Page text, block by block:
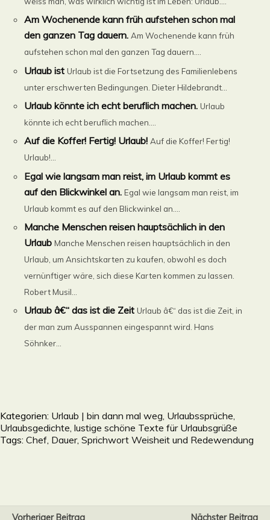
Am Wochenende kann früh aufstehen schon mal
den ganzen Tag dauern. Am Wochenende kann früh
aufstehen schon mal den ganzen Tag dauern....
Urlaub ist Urlaub ist die Fortsetzung des Familienlebens
unter erschwerten Bedingungen. Dieter Hildebrandt...
Urlaub könnte ich echt beruflich machen. Urlaub
könnte ich echt beruflich machen....
Auf die Koffer! Fertig! Urlaub! Auf die Koffer! Fertig!
Urlaub!...
Egal wie langsam man reist, im Urlaub kommt es
auf den Blickwinkel an. Egal wie langsam man reist, im
Urlaub kommt es auf den Blickwinkel an....
Manche Menschen reisen hauptsächlich in den
Urlaub Manche Menschen reisen hauptsächlich in den
Urlaub, um Ansichtskarten zu kaufen, obwohl es doch
vernünftiger wäre, sich diese Karten kommen zu lassen.
Robert Musil...
Urlaub â€“ das ist die Zeit Urlaub â€“ das ist die Zeit, in
der man zum Ausspannen eingespannt wird. Hans
Söhnker...
Kategorien: Urlaub | bin dann mal weg, Urlaubssprüche,
Urlaubsgedichte, lustige schöne Texte für Urlaubsgrüße
Tags: Chef Dauer, Sprichwort Weisheit und Redewendung
Vorheriger Beitrag Nächster Beitrag